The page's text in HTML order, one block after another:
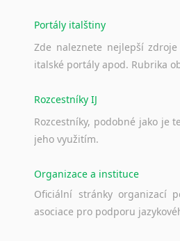
Portály italštiny
Zde naleznete nejlepší zdroje
italské portály apod. Rubrika
Rozcestníky IJ
Rozcestníky, podobné jako je
jeho využitím.
Organizace a instituce
Oficiální stránky organizací
asociace pro podporu